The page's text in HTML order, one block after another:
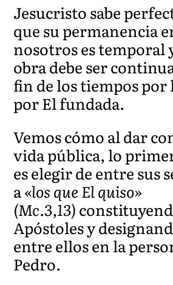
Jesucristo sabe
que su permanencia
nosotros es temporal
obra debe ser
fin de los tiempos por
por El fundada.
Vemos cómo al dar
vida pública, lo
es elegir de entre sus
a«los que El quiso»
(Mc.3,13)
Apóstoles y
entre ellos en la
Pedro.